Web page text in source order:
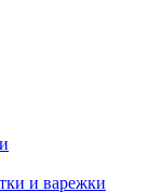
и варежки